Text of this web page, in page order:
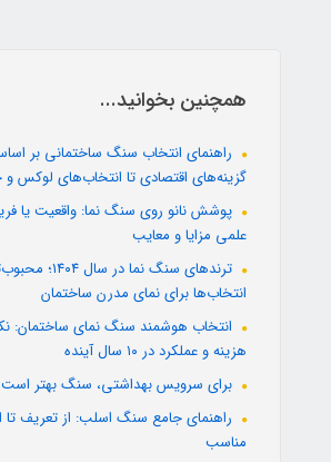
همچنین بخوانید...
راهنمای انتخاب سنگ ساختمانی بر
گزینه‌های اقتصادی تا انتخاب‌های لوکس
پوشش نانو روی سنگ نما: واقعیت یا
علمی مزایا و معایب
ترندهای سنگ نما در سال
انتخاب‌ها برای نمای مدرن ساختمان
انتخاب هوشمند سنگ نمای ساختمان:
هزینه و عملکرد در ۱۰ سال آینده
برای سرویس بهداشتی، سنگ بهتر است
راهنمای جامع سنگ اسلب: از تعریف تا
مناسب